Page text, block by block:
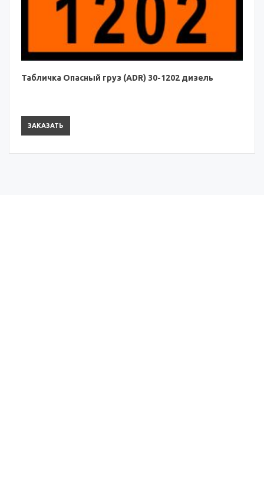
Табличка Опасный груз (ADR) 30-1202 дизель
ЗАКАЗАТЬ